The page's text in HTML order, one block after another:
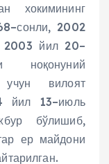
хокимининг
2002
2003 йил 20–
ноқонуний
вилоят
йил 13–июль
бўлишиб,
ер майдони